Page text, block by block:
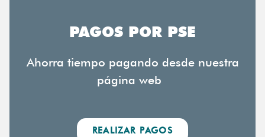
PAGOS POR PSE
Ahorra tiempo pagando desde nuestra
página web
REALIZAR PAGOS